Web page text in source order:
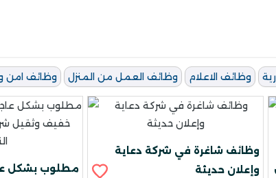
وظائف الاعلام وظائف العمل من المنزل وظائف امن
مطلوب بشكل
وظائف شاغرة في شركة دعاية
وإعلان حديثة